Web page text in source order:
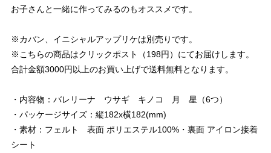
お子さんと一緒に作ってみるのもオススメです。
※カバン、イニシャルアップリケは別売りです。
※こちらの商品はクリックポスト（198円）にてお届けします。
合計金額3000円以上のお買い上げで送料無料となります。
・内容物：バレリーナ ウサギ キノコ 月 星（6つ）
・パッケージサイズ：縦182x横182(mm)
・素材：フェルト 表面 ポリエステル100%・裏面 アイロン接着
シート